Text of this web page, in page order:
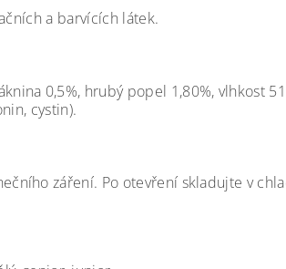
a barvících látek.
0,5%, hrubý popel 1,80%, vlhkost
cystin).
záření. Po otevření skladujte v